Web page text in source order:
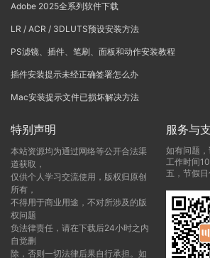
Adobe 2025全系列软件下载
LR / ACR / 3DLUTS预设安装方法
PS滤镜、插件、笔刷、面板和动作安装教程
插件安装提示未经正确签署怎么办
Mac安装提示文件已损坏解决方法
特别声明
本站资源均为通过网络等公开合法渠
道获取，
仅供个人学习交流使用，版权归原创
所有，
不得用于商业用途，不对所涉及的版
权问题
负法律责任，请在下载后24小时之内
自觉删
除，否则一切法律后果自行承担。如
服务与
如有问题
工作时间
五，节假日